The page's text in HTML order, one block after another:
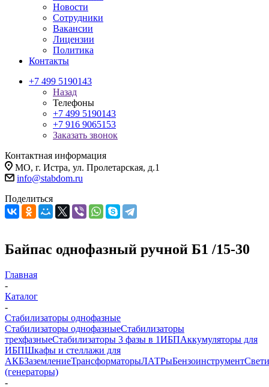
Новости
Сотрудники
Вакансии
Лицензии
Политика
Контакты
+7 499 5190143
Назад
Телефоны
+7 499 5190143
+7 916 9065153
Заказать звонок
Контактная информация
МО, г. Истра, ул. Пролетарская, д.1
info@stabdom.ru
Поделиться
Байпас однофазный ручной Б1 /15-30
Главная
-
Каталог
-
Стабилизаторы однофазные
Стабилизаторы однофазныеСтабилизаторы
трехфазныеСтабилизаторы 3 фазы в 1ИБПАккумуляторы для
ИБПШкафы и стеллажи для
АКБЗаземлениеТрансформаторыЛАТРыБензоинструмент
(генераторы)
-